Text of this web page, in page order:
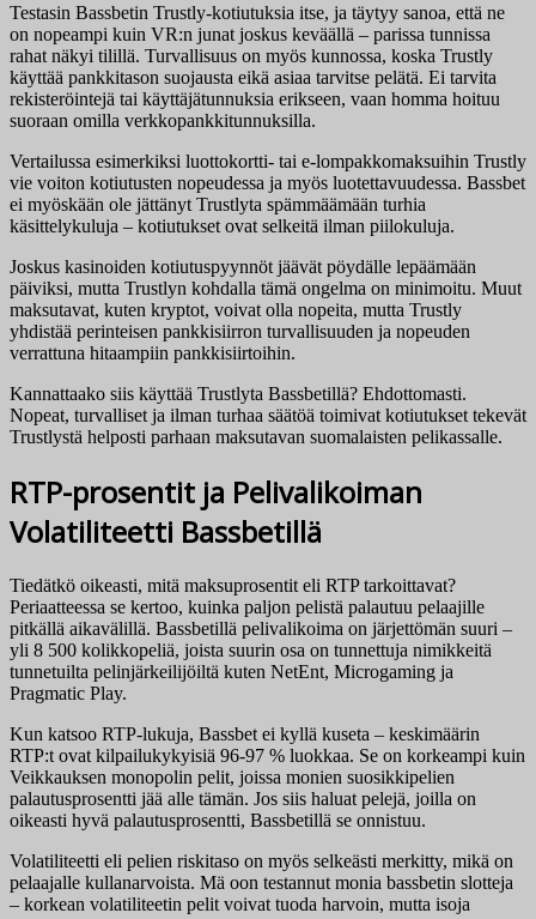
Testasin Bassbetin Trustly-kotiutuksia itse, ja täytyy sanoa, että ne
on nopeampi kuin VR:n junat joskus keväällä – parissa tunnissa
rahat näkyi tilillä. Turvallisuus on myös kunnossa, koska Trustly
käyttää pankkitason suojausta eikä asiaa tarvitse pelätä. Ei tarvita
rekisteröintejä tai käyttäjätunnuksia erikseen, vaan homma hoituu
suoraan omilla verkkopankkitunnuksilla.
Vertailussa esimerkiksi luottokortti- tai e-lompakkomaksuihin Trustly
vie voiton kotiutusten nopeudessa ja myös luotettavuudessa. Bassbet
ei myöskään ole jättänyt Trustlyta spämmäämään turhia
käsittelykuluja – kotiutukset ovat selkeitä ilman piilokuluja.
Joskus kasinoiden kotiutuspyynnöt jäävät pöydälle lepäämään
päiviksi, mutta Trustlyn kohdalla tämä ongelma on minimoitu. Muut
maksutavat, kuten kryptot, voivat olla nopeita, mutta Trustly
yhdistää perinteisen pankkisiirron turvallisuuden ja nopeuden
verrattuna hitaampiin pankkisiirtoihin.
Kannattaako siis käyttää Trustlyta Bassbetillä? Ehdottomasti.
Nopeat, turvalliset ja ilman turhaa säätöä toimivat kotiutukset tekevät
Trustlystä helposti parhaan maksutavan suomalaisten pelikassalle.
RTP-prosentit ja Pelivalikoiman
Volatiliteetti Bassbetillä
Tiedätkö oikeasti, mitä maksuprosentit eli RTP tarkoittavat?
Periaatteessa se kertoo, kuinka paljon pelistä palautuu pelaajille
pitkällä aikavälillä. Bassbetillä pelivalikoima on järjettömän suuri –
yli 8 500 kolikkopeliä, joista suurin osa on tunnettuja nimikkeitä
tunnetuilta pelinjärkeilijöiltä kuten NetEnt, Microgaming ja
Pragmatic Play.
Kun katsoo RTP-lukuja, Bassbet ei kyllä kuseta – keskimäärin
RTP:t ovat kilpailukykyisiä 96-97 % luokkaa. Se on korkeampi kuin
Veikkauksen monopolin pelit, joissa monien suosikkipelien
palautusprosentti jää alle tämän. Jos siis haluat pelejä, joilla on
oikeasti hyvä palautusprosentti, Bassbetillä se onnistuu.
Volatiliteetti eli pelien riskitaso on myös selkeästi merkitty, mikä on
pelaajalle kullanarvoista. Mä oon testannut monia bassbetin slotteja
– korkean volatiliteetin pelit voivat tuoda harvoin, mutta isoja